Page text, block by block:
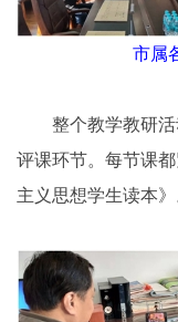
市属
整个教学教研活
评课环节。每节课
主义思想学生读本》